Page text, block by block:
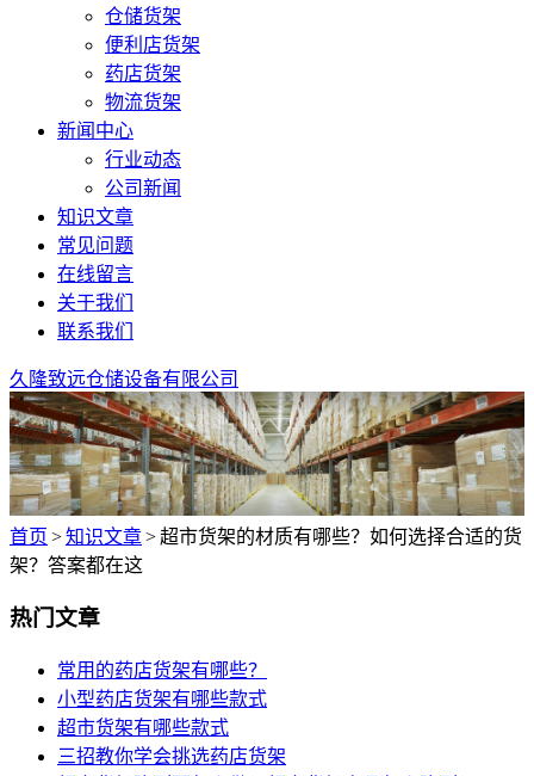
仓储货架
便利店货架
药店货架
物流货架
新闻中心
行业动态
公司新闻
知识文章
常见问题
在线留言
关于我们
联系我们
久隆致远仓储设备有限公司
首页 >知识文章>超市货架的材质有哪些？如何选择合适的货
架？答案都在这
热门文章
常用的药店货架有哪些？
小型药店货架有哪些款式
超市货架有哪些款式
三招教你学会挑选药店货架